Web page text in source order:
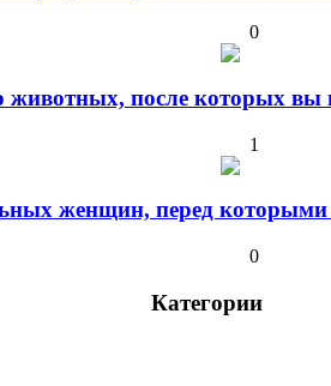
0
после которых вы
1
женщин, перед
0
Категории